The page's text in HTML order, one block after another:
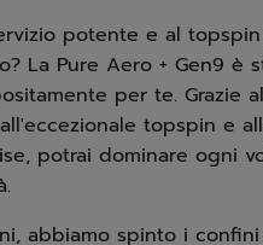
potente e al
La Pure Aero + Gen9 è
per te. Grazie
topspin e
potrai dominare ogni
abbiamo spinto i